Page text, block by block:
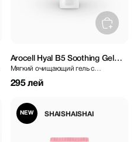
Arocell Hyal B5 Soothing Gel
Cleanser 120 ml
Мягкий очищающий гель с
Гиалуроновой кислотой и
Витамином B5
295 лей
SHAISHAISHAI
NEW